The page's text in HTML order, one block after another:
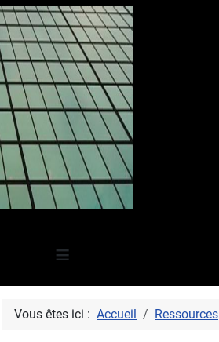
≡
Vous êtes ici : Accueil Ressources